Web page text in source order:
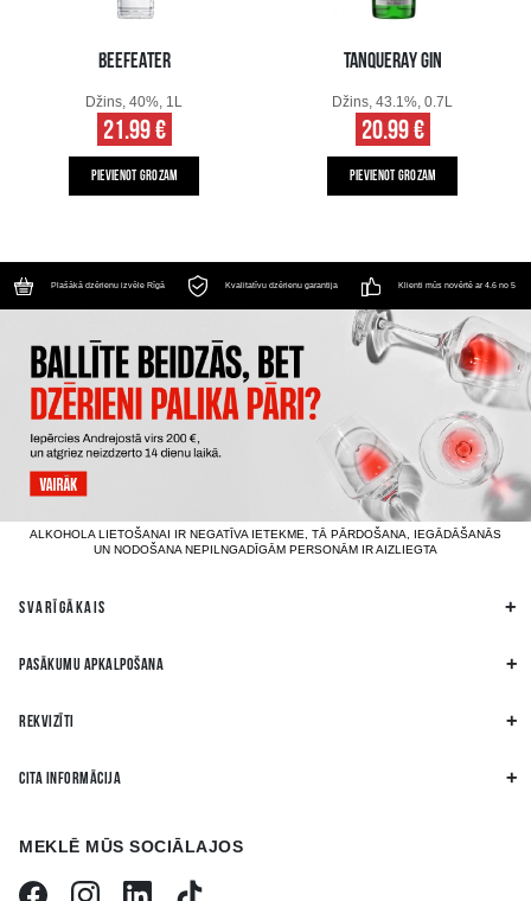
BEEFEATER
Džins, 40%, 1L
21.99 €
PIEVIENOT GROZAM
TANQUERAY GIN
Džins, 43.1%, 0.7L
20.99 €
PIEVIENOT GROZAM
Plašākā dzērienu izvēle Rīgā Kvalitatīvu dzērienu garantija Klienti mūs novērtē ar 4.6 no 5
ALKOHOLA LIETOŠANAI IR NEGATĪVA IETEKME, TĀ PĀRDOŠANA, IEGĀDĀŠANĀS
UN NODOŠANA NEPILNGADĪGĀM PERSONĀM IR AIZLIEGTA
SVARĪGĀKAIS
PASĀKUMU APKALPOŠANA
REKVIZĪTI
CITA INFORMĀCIJA
MEKLĒ MŪS SOCIĀLAJOS